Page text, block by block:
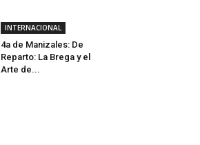
INTERNACIONAL
4a de Manizales: De
Reparto: La Brega y el
Arte de...